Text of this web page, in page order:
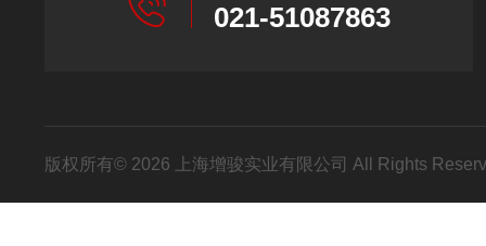
021-51087863
版权所有© 2026 上海增骏实业有限公司 All Rights